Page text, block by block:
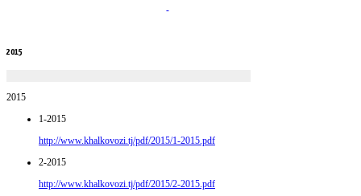
2015
2015
1-2015
http://www.khalkovozi.tj/pdf/2015/1-2015.pdf
2-2015
http://www.khalkovozi.tj/pdf/2015/2-2015.pdf